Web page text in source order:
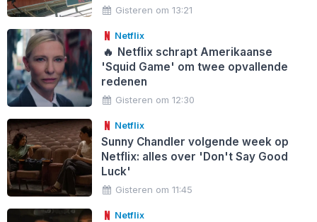
Gisteren om 13:21
Netflix
🔥 Netflix schrapt Amerikaanse
'Squid Game' om twee opvallende
redenen
Gisteren om 12:30
Netflix
Sunny Chandler volgende week op
Netflix: alles over 'Don't Say Good
Luck'
Gisteren om 11:45
Netflix